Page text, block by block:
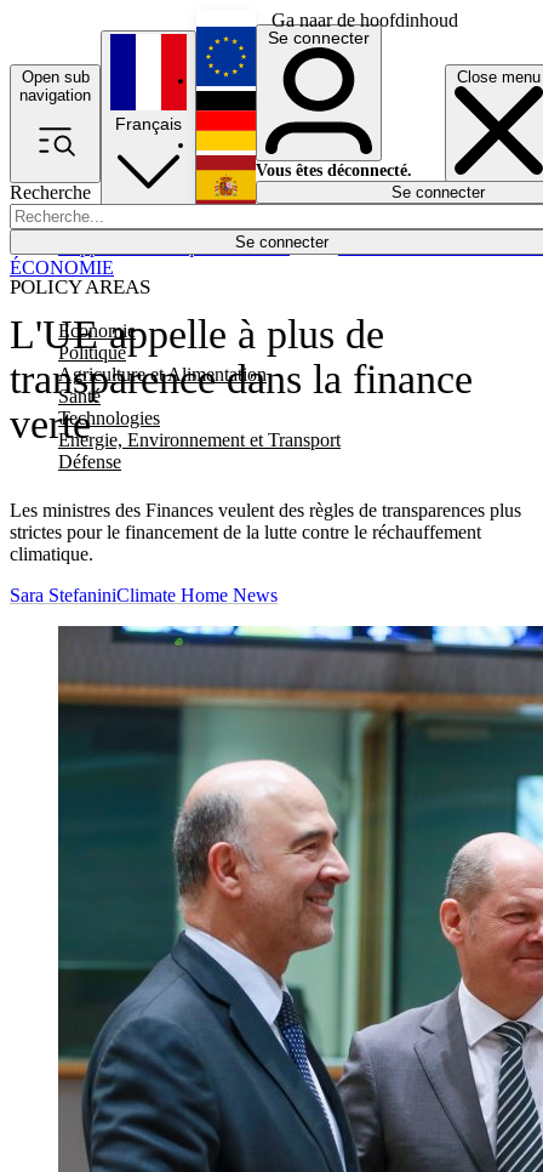
Ga naar de hoofdinhoud
Open sub
navigation
Close menu
Recherche
Se connecter
POLICY AREAS
Economie
Politique
Agriculture et Alimentation
Santé
Technologies
Energie, Environnement et Transport
Défense
Économie
Français
English
Deutsch
Español
Se connecter
Vous êtes déconnecté.
Se connecter
L'UE appelle à plus de
transparence dans la finance
verte
Les ministres des Finances veulent des règles de transparences plus
strictes pour le financement de la lutte contre le réchauffement
climatique.
ÉCONOMIE
Sara StefaniniClimate Home News